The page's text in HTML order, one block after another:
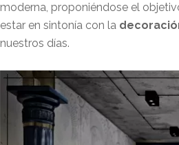
moderna, proponiéndose el
estar en sintonía con la
nuestros días.